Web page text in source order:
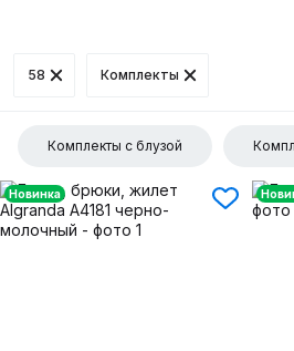
58 Комплекты
Комплекты с блузой
Новинка